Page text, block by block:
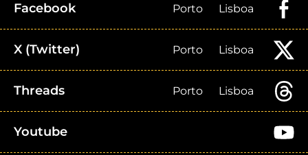
Facebook Porto Lisboa
X (Twitter) Porto Lisboa
Threads Porto Lisboa
Youtube